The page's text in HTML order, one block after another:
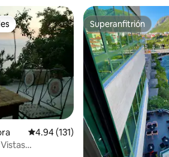
Calificación promedio: 4.94 de 5,
4.94 (131)
Superanfitrión
Superanfitrión